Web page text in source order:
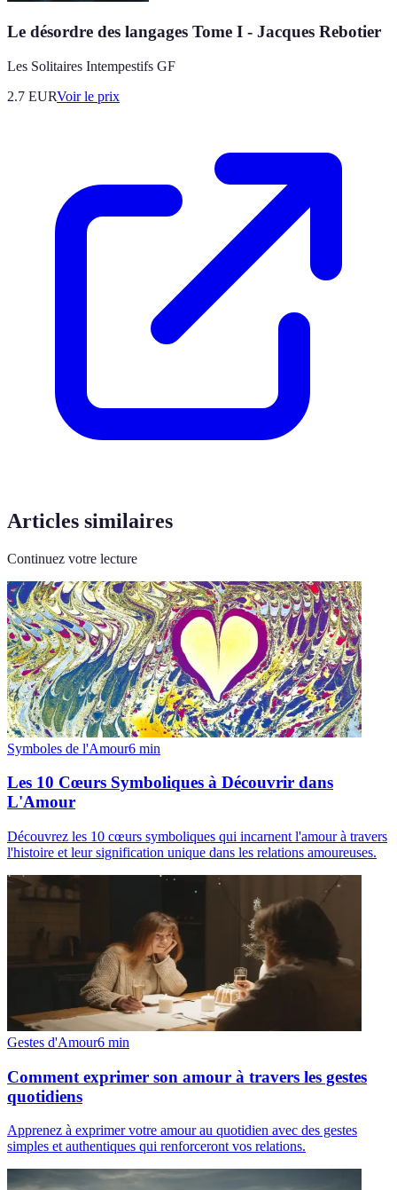
Le désordre des langages Tome I - Jacques Rebotier
Les Solitaires Intempestifs GF
2.7 EURVoir le prix
Articles similaires
Continuez votre lecture
Symboles de l'Amour6 min
Les 10 Cœurs Symboliques à Découvrir dans
L'Amour
Découvrez les 10 cœurs symboliques qui incarnent l'amour à travers
l'histoire et leur signification unique dans les relations amoureuses.
Gestes d'Amour6 min
Comment exprimer son amour à travers les gestes
quotidiens
Apprenez à exprimer votre amour au quotidien avec des gestes
simples et authentiques qui renforceront vos relations.